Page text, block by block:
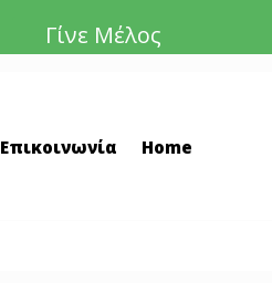
Γίνε Μέλος
Επικοινωνία Home